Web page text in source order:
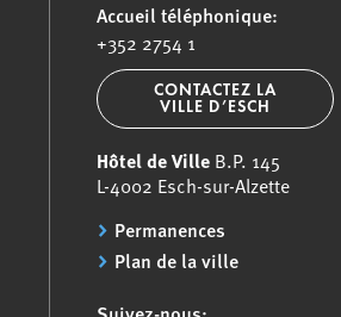
Accueil téléphonique:
+352 2754 1
CONTACTEZ LA
VILLE D’ESCH
Hôtel de Ville B.P. 145
L-4002 Esch-sur-Alzette
Permanences
Plan de la ville